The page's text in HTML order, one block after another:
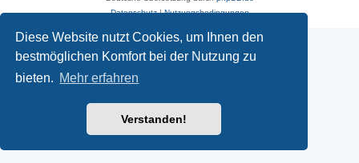
Diese Website nutzt Cookies, um Ihnen den
bestmöglichen Komfort bei der Nutzung zu
bieten. Mehr erfahren
Verstanden!
Datenschutz|Nutzungsbedingungen